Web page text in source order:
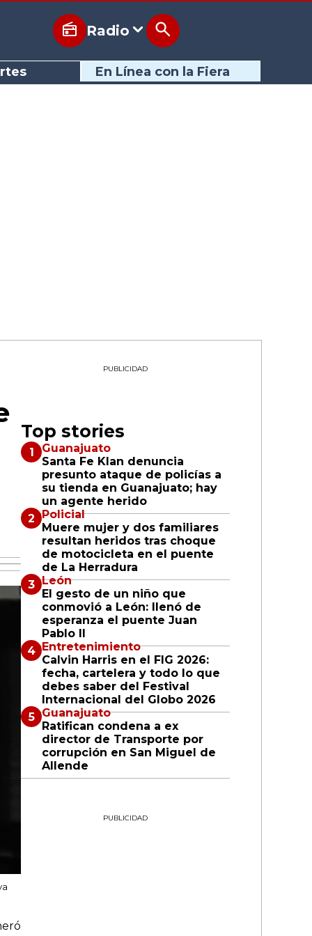
Radio
En Línea con la Fiera
PUBLICIDAD
Top stories
Guanajuato
Santa Fe Klan denuncia
presunto ataque de policías a
su tienda en Guanajuato; hay
un agente herido
Policial
Muere mujer y dos familiares
resultan heridos tras choque
de motocicleta en el puente
de La Herradura
León
El gesto de un niño que
conmovió a León: llenó de
esperanza el puente Juan
Pablo II
Entretenimiento
Calvin Harris en el FIG 2026:
fecha, cartelera y todo lo que
debes saber del Festival
Internacional del Globo 2026
Guanajuato
Ratifican condena a ex
director de Transporte por
corrupción en San Miguel de
Allende
PUBLICIDAD